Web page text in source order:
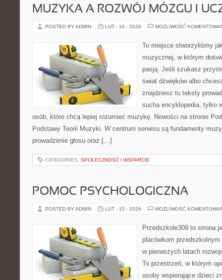
MUZYKA A ROZWÓJ MÓZGU I
POSTED BY ADMIN LUT - 16 - 2026 MOŻLIWOŚĆ
To miejsce stworzyliśmy
muzycznej, w którym
pasją. Jeśli szukasz
świat dźwięków albo
znajdziesz tu teksty
sucha encyklopedia, tylko
osób, które chcą lepiej rozumieć muzykę. Nowości na stronie
Podstawy Teorii Muzyki. W centrum serwisu są fundamenty
prowadzenie głosu oraz […]
CATEGORIES: SPOŁECZNOŚĆ I WSPARCIE
POMOC PSYCHOLOGICZNA
POSTED BY ADMIN LUT - 15 - 2026 MOŻLIWOŚĆ
Przedszkole309 to strona
placówkom
w pierwszych latach
To przestrzeń, w którym
osoby wspierające dzieci